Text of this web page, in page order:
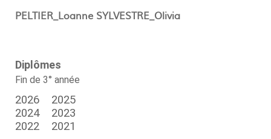
PELTIER_Loanne SYLVESTRE_Olivia
Diplômes
Fin de 3° année
2026
2025
2024
2023
2022
2021